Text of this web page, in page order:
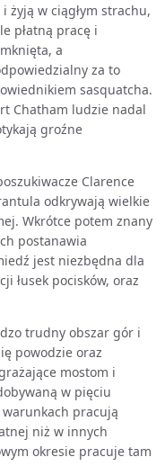
żyją w ciągłym strachu,
płatną pracę i
a
za to
sasquatcha.
Chatham ludzie nadal
groźne
Clarence
odkrywają wielkie
Wkrótce potem znany
postanawia
jest niezbędna dla
łusek pocisków, oraz
trudny obszar gór i
powodzie oraz
mostom i
w pięciu
pracują
niż w innych
okresie pracuje tam